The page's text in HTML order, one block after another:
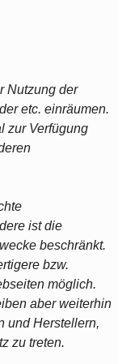
Nutzung der
etc. einräumen.
zur Verfügung
ist die
beschränkt.
bzw.
möglich.
aber weiterhin
und Herstellern,
zu treten.